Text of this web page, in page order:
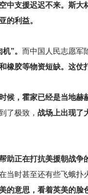
中支援迟迟不来。斯大
的利益。
”。 而中国人民志愿军
胶等物资短缺。这仗
，霍家已经是当地赫
了极致， 战场上出现了
正在打抗美援朝战争
当时甚至还有些飞蛾扑
的意思，看着英美的脸